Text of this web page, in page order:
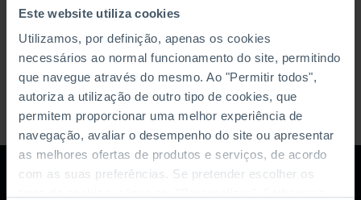
Este website utiliza cookies
Utilizamos, por definição, apenas os cookies
necessários ao normal funcionamento do site, permitindo
que navegue através do mesmo. Ao "Permitir todos",
autoriza a utilização de outro tipo de cookies, que
permitem proporcionar uma melhor experiência de
navegação, avaliar o desempenho do site ou apresentar
as melhores ofertas de produtos e serviços, de acordo
com as suas preferências. Se pretender escolher os